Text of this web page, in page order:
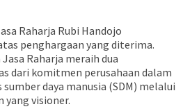
Raharja Rubi Handojo
penghargaan yang diterima.
Raharja meraih dua
dari komitmen perusahaan dalam
daya manusia (SDM) melalui
yang visioner.